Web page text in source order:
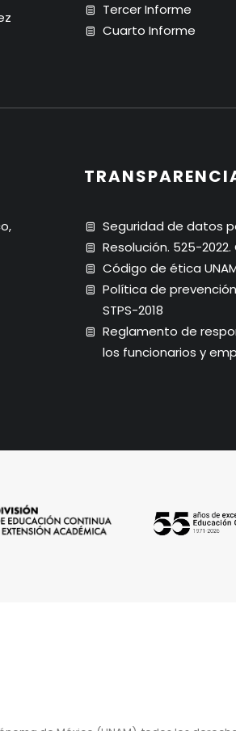
Tercer Informe
Cuarto Informe
Seguridad de datos
Resolución. 525-
Código de ética
Política de
STPS-2018
Reglamento de
los funcionarios y